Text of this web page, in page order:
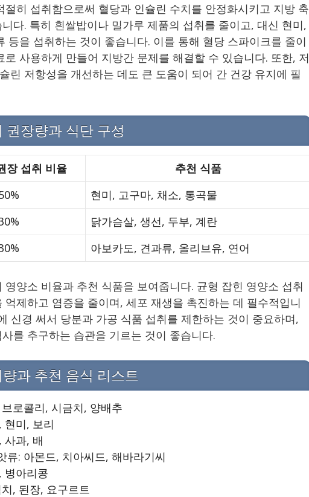
절히 섭취함으로써 혈당과 인슐린 수치를 안정화시키고 지방 축
다. 특히 흰쌀밥이나 밀가루 제품의 섭취를 줄이고, 대신 현미,
등을 섭취하는 것이 좋습니다. 이를 통해 혈당 스파이크를 줄이
로 사용하게 만들어 지방간 문제를 해결할 수 있습니다. 또한, 저
린 저항성을 개선하는 데도 큰 도움이 되어 간 건강 유지에 필
권장량과 식단 구성
장 섭취 비율
추천 식품
현미, 고구마, 채소, 통곡물
닭가슴살, 생선, 두부, 계란
아보카도, 견과류, 올리브유, 연어
영양소 비율과 추천 식품을 보여줍니다. 균형 잡힌 영양소 섭취
억제하고 염증을 줄이며, 세포 재생을 촉진하는 데 필수적입니
신경 써서 당분과 가공 식품 섭취를 제한하는 것이 중요하며,
를 추구하는 습관을 기르는 것이 좋습니다.
과 추천 음식 리스트
로콜리, 시금치, 양배추
현미, 보리
사과, 배
류: 아몬드, 치아씨드, 해바라기씨
병아리콩
, 된장, 요구르트